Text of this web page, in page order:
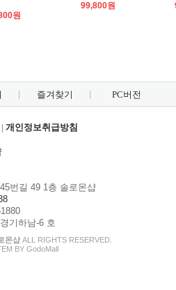
원
99,800원
즐겨찾기 PC버전
개인정보취급방침
번길 49 1층 솔로몬샵
기하남-6 호
몬샵 ALL RIGHTS RESERVED.
BY GodoMall